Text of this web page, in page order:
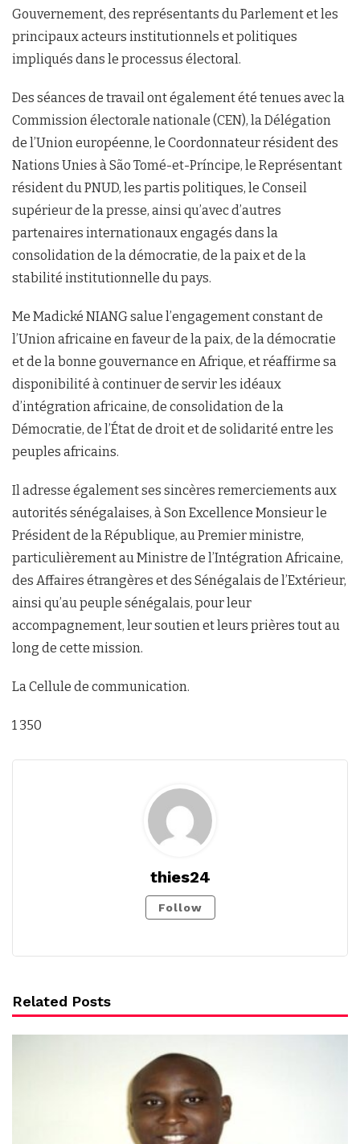
Gouvernement, des représentants du Parlement et les
principaux acteurs institutionnels et politiques
impliqués dans le processus électoral.
Des séances de travail ont également été tenues avec la
Commission électorale nationale (CEN), la Délégation
de l’Union européenne, le Coordonnateur résident des
Nations Unies à São Tomé-et-Príncipe, le Représentant
résident du PNUD, les partis politiques, le Conseil
supérieur de la presse, ainsi qu’avec d’autres
partenaires internationaux engagés dans la
consolidation de la démocratie, de la paix et de la
stabilité institutionnelle du pays.
Me Madické NIANG salue l’engagement constant de
l’Union africaine en faveur de la paix, de la démocratie
et de la bonne gouvernance en Afrique, et réaffirme sa
disponibilité à continuer de servir les idéaux
d’intégration africaine, de consolidation de la
Démocratie, de l’État de droit et de solidarité entre les
peuples africains.
Il adresse également ses sincères remerciements aux
autorités sénégalaises, à Son Excellence Monsieur le
Président de la République, au Premier ministre,
particulièrement au Ministre de l’Intégration Africaine,
des Affaires étrangères et des Sénégalais de l’Extérieur,
ainsi qu’au peuple sénégalais, pour leur
accompagnement, leur soutien et leurs prières tout au
long de cette mission.
La Cellule de communication.
1 350
thies24
Follow
Related Posts